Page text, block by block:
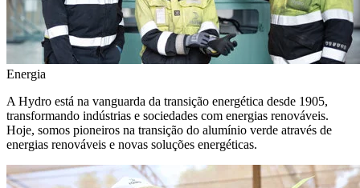
Energia
A Hydro está na vanguarda da transição energética desde 1905,
transformando indústrias e sociedades com energias renováveis.
Hoje, somos pioneiros na transição do alumínio verde através de
energias renováveis e novas soluções energéticas.